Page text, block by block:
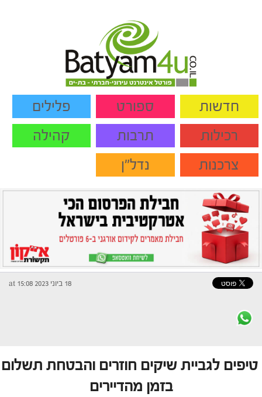
חדשות ספורט
פלילים
רכילות
תרבות
קהילה
צרכנות
נדל"ן
18 ביוני 2023 at 15:08
טיפים לגביית שיקים חוזרים והבטחת תשלום
בזמן מהדיירים